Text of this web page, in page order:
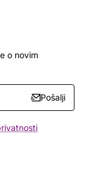
o novim
Pošalji